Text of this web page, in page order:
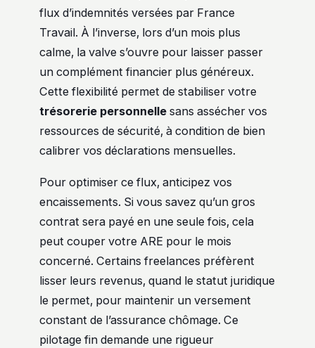
flux d’indemnités versées par France
Travail. À l’inverse, lors d’un mois plus
calme, la valve s’ouvre pour laisser passer
un complément financier plus généreux.
Cette flexibilité permet de stabiliser votre
trésorerie personnelle sans assécher vos
ressources de sécurité, à condition de bien
calibrer vos déclarations mensuelles.
Pour optimiser ce flux, anticipez vos
encaissements. Si vous savez qu’un gros
contrat sera payé en une seule fois, cela
peut couper votre ARE pour le mois
concerné. Certains freelances préfèrent
lisser leurs revenus, quand le statut juridique
le permet, pour maintenir un versement
constant de l’assurance chômage. Ce
pilotage fin demande une rigueur